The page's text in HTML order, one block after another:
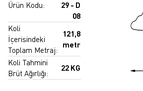
Ürün Kodu:
29 - D
08
Koli
İçerisindeki
Toplam Metraj:
121,8
metr
Koli Tahmini
Brüt Ağırlığı:
22 KG